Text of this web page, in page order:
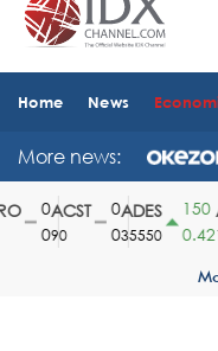
Home News
More news:
ACST
90
ADES
35550
150
0.42